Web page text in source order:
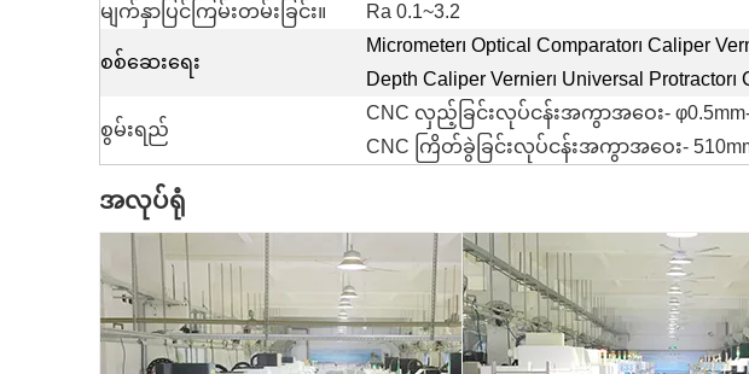
မျက်နှာပြင်ကြမ်းတမ်းခြင်း။
Ra 0.1~3.2
စစ်ဆေးရေး
Micrometer၊ Optical Comparator၊ Caliper
Depth Caliper Vernier၊ Universal Protractor
စွမ်းရည်
CNC လှည့်ခြင်းလုပ်ငန်းအကွာအဝေး- φ0.5mm-
CNC ကြိတ်ခွဲခြင်းလုပ်ငန်းအကွာအဝေး-
အလုပ်ရုံ